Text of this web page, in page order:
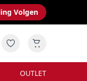
Volgen
OUTLET